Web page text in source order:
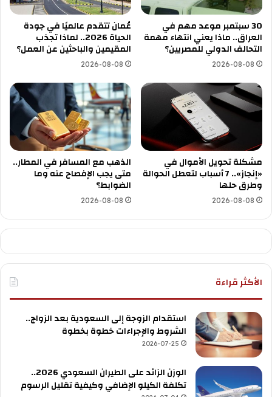
30 سبتمبر موعد مهم في
العراق.. ماذا يعني انتهاء مهمة
التحالف الدولي للمصريين؟
2026-08-08
عُمان تتقدم عالميًا في جودة
الحياة 2026.. لماذا تجذب
المقيمين والباحثين عن العمل؟
2026-08-08
مشكلة تحويل الأموال في
«إنجاز».. 7 أسباب لتعطل الحوالة
وطرق حلها
2026-08-08
الذهب مع المسافر في المطار..
متى يجب الإفصاح عنه وما
الضوابط؟
2026-08-08
الأكثر قراءة
استقدام الزوجة إلى السعودية بعد الزواج..
الشروط والإجراءات خطوة بخطوة
2026-07-25
الوزن الزائد على الطيران السعودي 2026..
تكلفة الكيلو الإضافي وكيفية تقليل الرسوم